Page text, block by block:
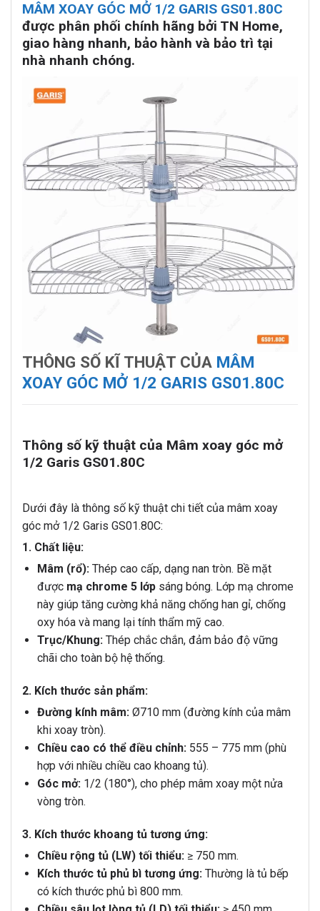
MÂM XOAY GÓC MỞ 1/2 GARIS GS01.80C
được phân phối chính hãng bởi TN Home,
giao hàng nhanh, bảo hành và bảo trì tại
nhà nhanh chóng.
THÔNG SỐ KĨ THUẬT CỦA MÂM
XOAY GÓC MỞ 1/2 GARIS GS01.80C
Thông số kỹ thuật của Mâm xoay góc mở
1/2 Garis GS01.80C
Dưới đây là thông số kỹ thuật chi tiết của mâm xoay
góc mở 1/2 Garis GS01.80C:
1. Chất liệu:
Mâm (rổ):Thép cao cấp, dạng nan tròn. Bề mặt
được mạ chrome 5 lớpsáng bóng. Lớp mạ chrome
này giúp tăng cường khả năng chống han gỉ, chống
oxy hóa và mang lại tính thẩm mỹ cao.
Trục/Khung:Thép chắc chắn, đảm bảo độ vững
chãi cho toàn bộ hệ thống.
2. Kích thước sản phẩm:
Đường kính mâm:Ø710 mm (đường kính của mâm
khi xoay tròn).
Chiều cao có thể điều chỉnh:555 – 775 mm (phù
hợp với nhiều chiều cao khoang tủ).
Góc mở:1/2 (180°), cho phép mâm xoay một nửa
vòng tròn.
3. Kích thước khoang tủ tương ứng:
Chiều rộng tủ (LW) tối thiểu: ≥750 mm.
Kích thước tủ phủ bì tương ứng:Thường là tủ bếp
có kích thước phủ bì 800 mm.